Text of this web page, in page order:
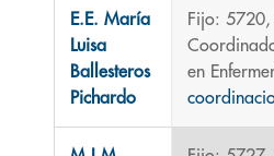
E.E. María
Luisa
Ballesteros
Pichardo
Fijo:
en